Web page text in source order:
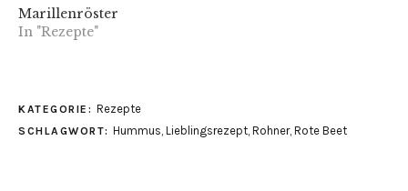
Marillenröster
In "Rezepte"
KATEGORIE: Rezepte
SCHLAGWORT: Hummus, Lieblingsrezept, Rohner, Rote Beet